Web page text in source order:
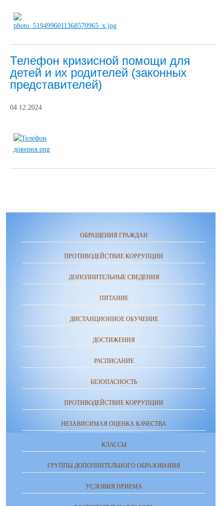
Телефон кризисной помощи для
детей и их родителей (законных
представителей)
04.12.2024
ОБРАЩЕНИЯ ГРАЖДАН
ПРОТИВОДЕЙСТВИЕ КОРРУПЦИИ
ДОПОЛНИТЕЛЬНЫЕ СВЕДЕНИЯ
ПИТАНИЕ
ДИСТАНЦИОННОЕ ОБУЧЕНИЕ
ДОСТИЖЕНИЯ
РАСПИСАНИЕ
БЕЗОПАСНОСТЬ
ПРОТИВОДЕЙСТВИЕ КОРРУПЦИИ
НЕЗАВИСИМАЯ ОЦЕНКА КАЧЕСТВА
КЛАССЫ
ГРУППЫ ДОПОЛНИТЕЛЬНОГО ОБРАЗОВАНИЯ
УСЛОВИЯ ПРИЕМА